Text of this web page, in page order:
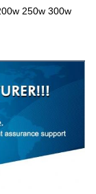
250w 300w